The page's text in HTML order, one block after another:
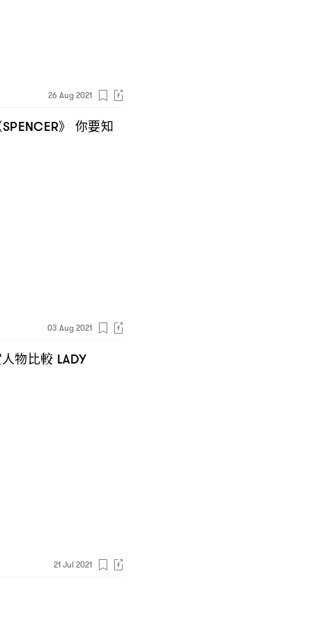
26 Aug 2021
SPENCER》 你要知
03 Aug 2021
物比較 LADY
21 Jul 2021